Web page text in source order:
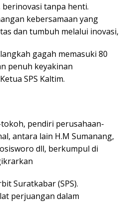
tanpa henti.
kebersamaan yang
dan tumbuh melalui inovasi,
gagah memasuki 80
penuh keyakinan
SPS Kaltim.
pendiri perusahaan-
antara lain H.M Sumanang,
dll, berkumpul di
Suratkabar (SPS).
perjuangan dalam